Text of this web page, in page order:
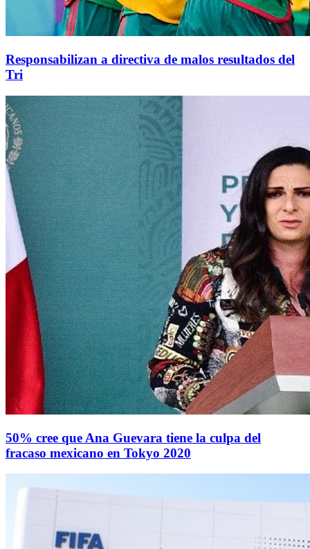
Responsabilizan a directiva de malos resultados del
Tri
50% cree que Ana Guevara tiene la culpa del
fracaso mexicano en Tokyo 2020